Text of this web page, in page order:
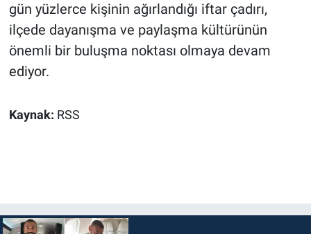
gün yüzlerce kişinin ağırlandığı iftar çadırı,
ilçede dayanışma ve paylaşma kültürünün
önemli bir buluşma noktası olmaya devam
ediyor.
Kaynak: RSS